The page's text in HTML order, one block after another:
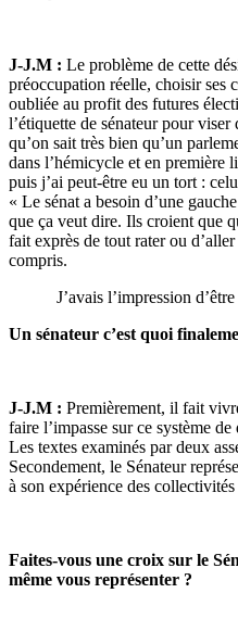
J-J.M : Le problème de cette
préoccupation réelle, choisir ses
oubliée au profit des futures
l’étiquette de sénateur pour
qu’on sait très bien qu’un
dans l’hémicycle et en première
puis j’ai peut-être eu un tort :
« Le sénat a besoin d’une
que ça veut dire. Ils croient que
fait exprès de tout rater ou
compris.
J’avais l’impression
Un sénateur c’est quoi
J-J.M : Premièrement, il fait
faire l’impasse sur ce système
Les textes examinés par deux
Secondement, le Sénateur
à son expérience des collectivités
Faites-vous une croix sur le
même vous représenter ?